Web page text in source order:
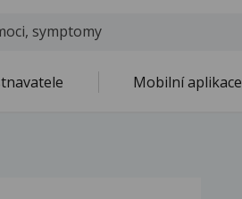
Mobilní aplikace